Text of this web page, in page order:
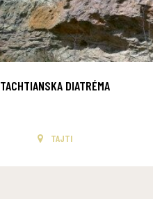
TACHTIANSKA DIATRÉMA
TAJTI